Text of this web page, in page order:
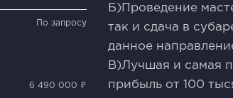
По запросу
6 490 000 ₽
Б)Проведение
так и сдача в
данное
В)Лучшая и самая
прибыль от 100